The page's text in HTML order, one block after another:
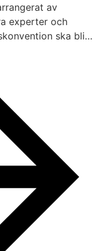
av
experter och
ska bli…